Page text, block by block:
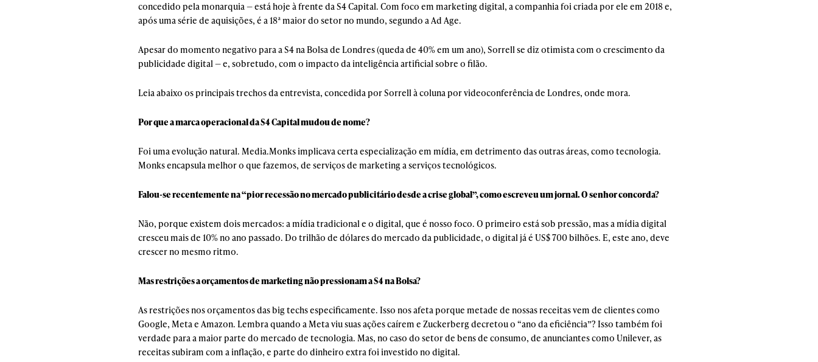
concedido pela monarquia — está hoje à frente da S4 Capital. Com foco em marketing digital, a companhia foi criada por ele em 2018 e,
após uma série de aquisições, é a 18ª maior do setor no mundo, segundo a Ad Age.
Apesar do momento negativo para a S4 na Bolsa de Londres (queda de 40% em um ano), Sorrell se diz otimista com o crescimento da
publicidade digital — e, sobretudo, com o impacto da inteligência artificial sobre o filão.
Leia abaixo os principais trechos da entrevista, concedida por Sorrell à coluna por videoconferência de Londres, onde mora.
Por que a marca operacional da S4 Capital mudou de nome?
Foi uma evolução natural. Media.Monks implicava certa especialização em mídia, em detrimento das outras áreas, como tecnologia.
Monks encapsula melhor o que fazemos, de serviços de marketing a serviços tecnológicos.
Falou-se recentemente na “pior recessão no mercado publicitário desde a crise global”, como escreveu um jornal. O senhor concorda?
Não, porque existem dois mercados: a mídia tradicional e o digital, que é nosso foco. O primeiro está sob pressão, mas a mídia digital
cresceu mais de 10% no ano passado. Do trilhão de dólares do mercado da publicidade, o digital já é US$ 700 bilhões. E, este ano, deve
crescer no mesmo ritmo.
Mas restrições a orçamentos de marketing não pressionam a S4 na Bolsa?
As restrições nos orçamentos das big techs especificamente. Isso nos afeta porque metade de nossas receitas vem de clientes como
Google, Meta e Amazon. Lembra quando a Meta viu suas ações caírem e Zuckerberg decretou o “ano da eficiência”? Isso também foi
verdade para a maior parte do mercado de tecnologia. Mas, no caso do setor de bens de consumo, de anunciantes como Unilever, as
receitas subiram com a inflação, e parte do dinheiro extra foi investido no digital.